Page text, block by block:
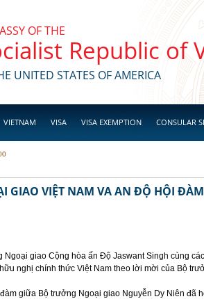
OF THE
Republic of
UNITED STATES OF AMERICA
VIETNAM VISA VISA EXEMPTION CONSULAR
GIAO VIỆT NAM VA AN ĐỘ HỘI ĐÀM
Ngoại giao Cộng hòa ấn Độ Jaswant Singh cùng
nghị chính thức Việt Nam theo lời mời của Bộ
giữa Bộ trưởng Ngoại giao Nguyễn Dy Niên đã